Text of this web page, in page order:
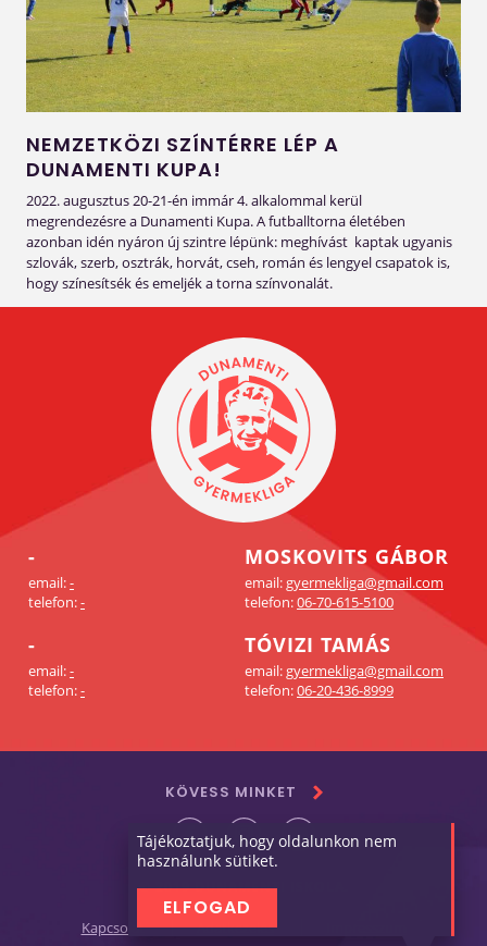
NEMZETKÖZI SZÍNTÉRRE LÉP A
DUNAMENTI KUPA!
2022. augusztus 20-21-én immár 4. alkalommal kerül
megrendezésre a Dunamenti Kupa. A futballtorna életében
azonban idén nyáron új szintre lépünk: meghívást kaptak ugyanis
szlovák, szerb, osztrák, horvát, cseh, román és lengyel csapatok is,
hogy színesítsék és emeljék a torna színvonalát.
-
email:-
telefon:-
MOSKOVITS GÁBOR
email: gyermekliga@gmail.com
telefon:06-70-615-5100
-
email:-
telefon:-
TÓVIZI TAMÁS
email: gyermekliga@gmail.com
telefon:06-20-436-8999
© 2019 DUNAMENTI ISKOLA.
KÖVESS MINKET
Kapcsolat Adatkezelés
Tájékoztatjuk, hogy oldalunkon nem
használunk sütiket.
ELFOGAD